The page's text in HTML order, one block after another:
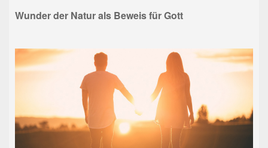
Wunder der Natur als Beweis für Gott